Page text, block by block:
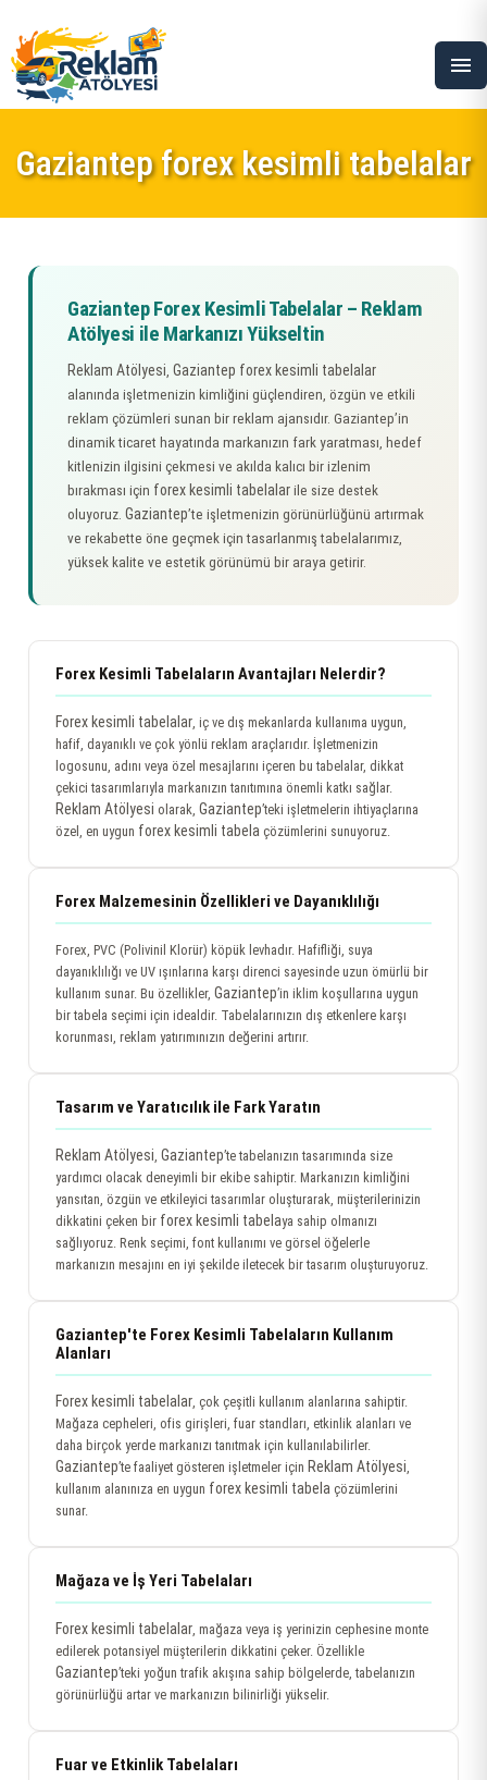
menu
Gaziantep forex kesimli tabelalar
Gaziantep Forex Kesimli Tabelalar – Reklam
Atölyesi ile Markanızı Yükseltin
Reklam Atölyesi, Gaziantep forex kesimli tabelalar
alanında işletmenizin kimliğini güçlendiren, özgün ve etkili
reklam çözümleri sunan bir reklam ajansıdır. Gaziantep’in
dinamik ticaret hayatında markanızın fark yaratması, hedef
kitlenizin ilgisini çekmesi ve akılda kalıcı bir izlenim
bırakması için forex kesimli tabelalar ile size destek
oluyoruz. Gaziantep’te işletmenizin görünürlüğünü artırmak
ve rekabette öne geçmek için tasarlanmış tabelalarımız,
yüksek kalite ve estetik görünümü bir araya getirir.
Forex Kesimli Tabelaların Avantajları Nelerdir?
Forex kesimli tabelalar, iç ve dış mekanlarda kullanıma uygun,
hafif, dayanıklı ve çok yönlü reklam araçlarıdır. İşletmenizin
logosunu, adını veya özel mesajlarını içeren bu tabelalar, dikkat
çekici tasarımlarıyla markanızın tanıtımına önemli katkı sağlar.
Reklam Atölyesi olarak, Gaziantep’teki işletmelerin ihtiyaçlarına
özel, en uygun forex kesimli tabela çözümlerini sunuyoruz.
Forex Malzemesinin Özellikleri ve Dayanıklılığı
Forex, PVC (Polivinil Klorür) köpük levhadır. Hafifliği, suya
dayanıklılığı ve UV ışınlarına karşı direnci sayesinde uzun ömürlü bir
kullanım sunar. Bu özellikler, Gaziantep’in iklim koşullarına uygun
bir tabela seçimi için idealdir. Tabelalarınızın dış etkenlere karşı
korunması, reklam yatırımınızın değerini artırır.
Tasarım ve Yaratıcılık ile Fark Yaratın
Reklam Atölyesi, Gaziantep’te tabelanızın tasarımında size
yardımcı olacak deneyimli bir ekibe sahiptir. Markanızın kimliğini
yansıtan, özgün ve etkileyici tasarımlar oluşturarak, müşterilerinizin
dikkatini çeken bir forex kesimli tabelaya sahip olmanızı
sağlıyoruz. Renk seçimi, font kullanımı ve görsel öğelerle
markanızın mesajını en iyi şekilde iletecek bir tasarım oluşturuyoruz.
Gaziantep'te Forex Kesimli Tabelaların Kullanım
Alanları
Forex kesimli tabelalar, çok çeşitli kullanım alanlarına sahiptir.
Mağaza cepheleri, ofis girişleri, fuar standları, etkinlik alanları ve
daha birçok yerde markanızı tanıtmak için kullanılabilirler.
Gaziantep’te faaliyet gösteren işletmeler için Reklam Atölyesi,
kullanım alanınıza en uygun forex kesimli tabela çözümlerini
sunar.
Mağaza ve İş Yeri Tabelaları
Forex kesimli tabelalar, mağaza veya iş yerinizin cephesine monte
edilerek potansiyel müşterilerin dikkatini çeker. Özellikle
Gaziantep’teki yoğun trafik akışına sahip bölgelerde, tabelanızın
görünürlüğü artar ve markanızın bilinirliği yükselir.
Fuar ve Etkinlik Tabelaları